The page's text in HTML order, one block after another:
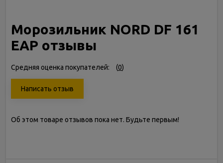
Морозильник NORD DF 161
EAP отзывы
Средняя оценка покупателей: (0)
Написать отзыв
Об этом товаре отзывов пока нет. Будьте первым!